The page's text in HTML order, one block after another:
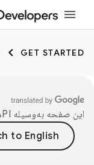
GET STARTED
این صفحه به‌وسیله